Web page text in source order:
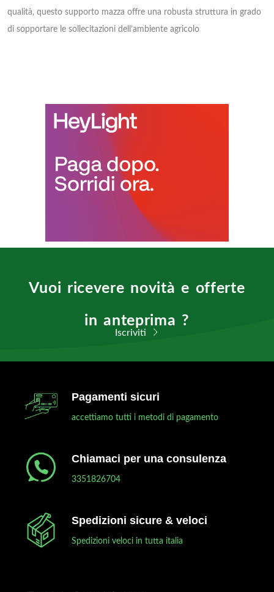
qualità, questo supporto mazza offre una robusta struttura in grado
di sopportare le sollecitazioni dell’ambiente agricolo
Vuoi ricevere novità e offerte
in anteprima ?
Iscriviti
Pagamenti sicuri
accettiamo tutti i metodi di pagamento
Chiamaci per una consulenza
3351826704
Spedizioni sicure & veloci
Spedizioni veloci in tutta italia